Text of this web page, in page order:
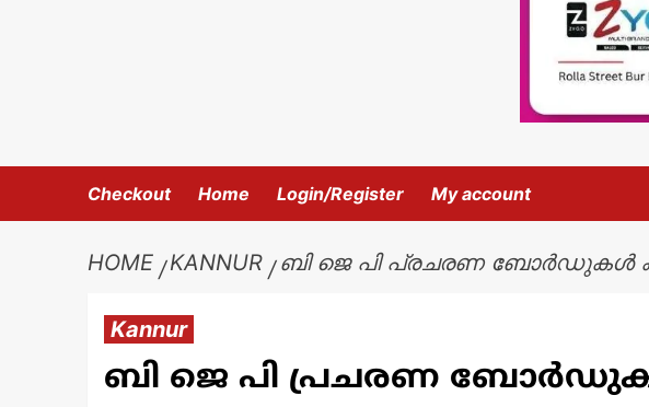
Checkout Home Login/Register My account
HOME KANNUR ബി ജെ പി പ്രചരണ ബോർഡുകൾ
Kannur
ബി ജെ പി പ്രചരണ